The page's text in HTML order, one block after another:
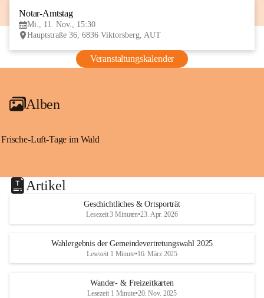
Notar-Amtstag
Mi., 11. Nov., 15:30
Hauptstraße 36, 6836 Viktorsberg, AUT
Veranstaltungskalender
Alben
Frische-Luft-Tage im Wald
Artikel
Geschichtliches & Ortsporträt
Lesezeit 3 Minuten•23. Apr. 2026
Wahlergebnis der Gemeindevertretungswahl 2025
Lesezeit 1 Minute•16. März 2025
Wander- & Freizeitkarten
Lesezeit 1 Minute•20. Nov. 2025